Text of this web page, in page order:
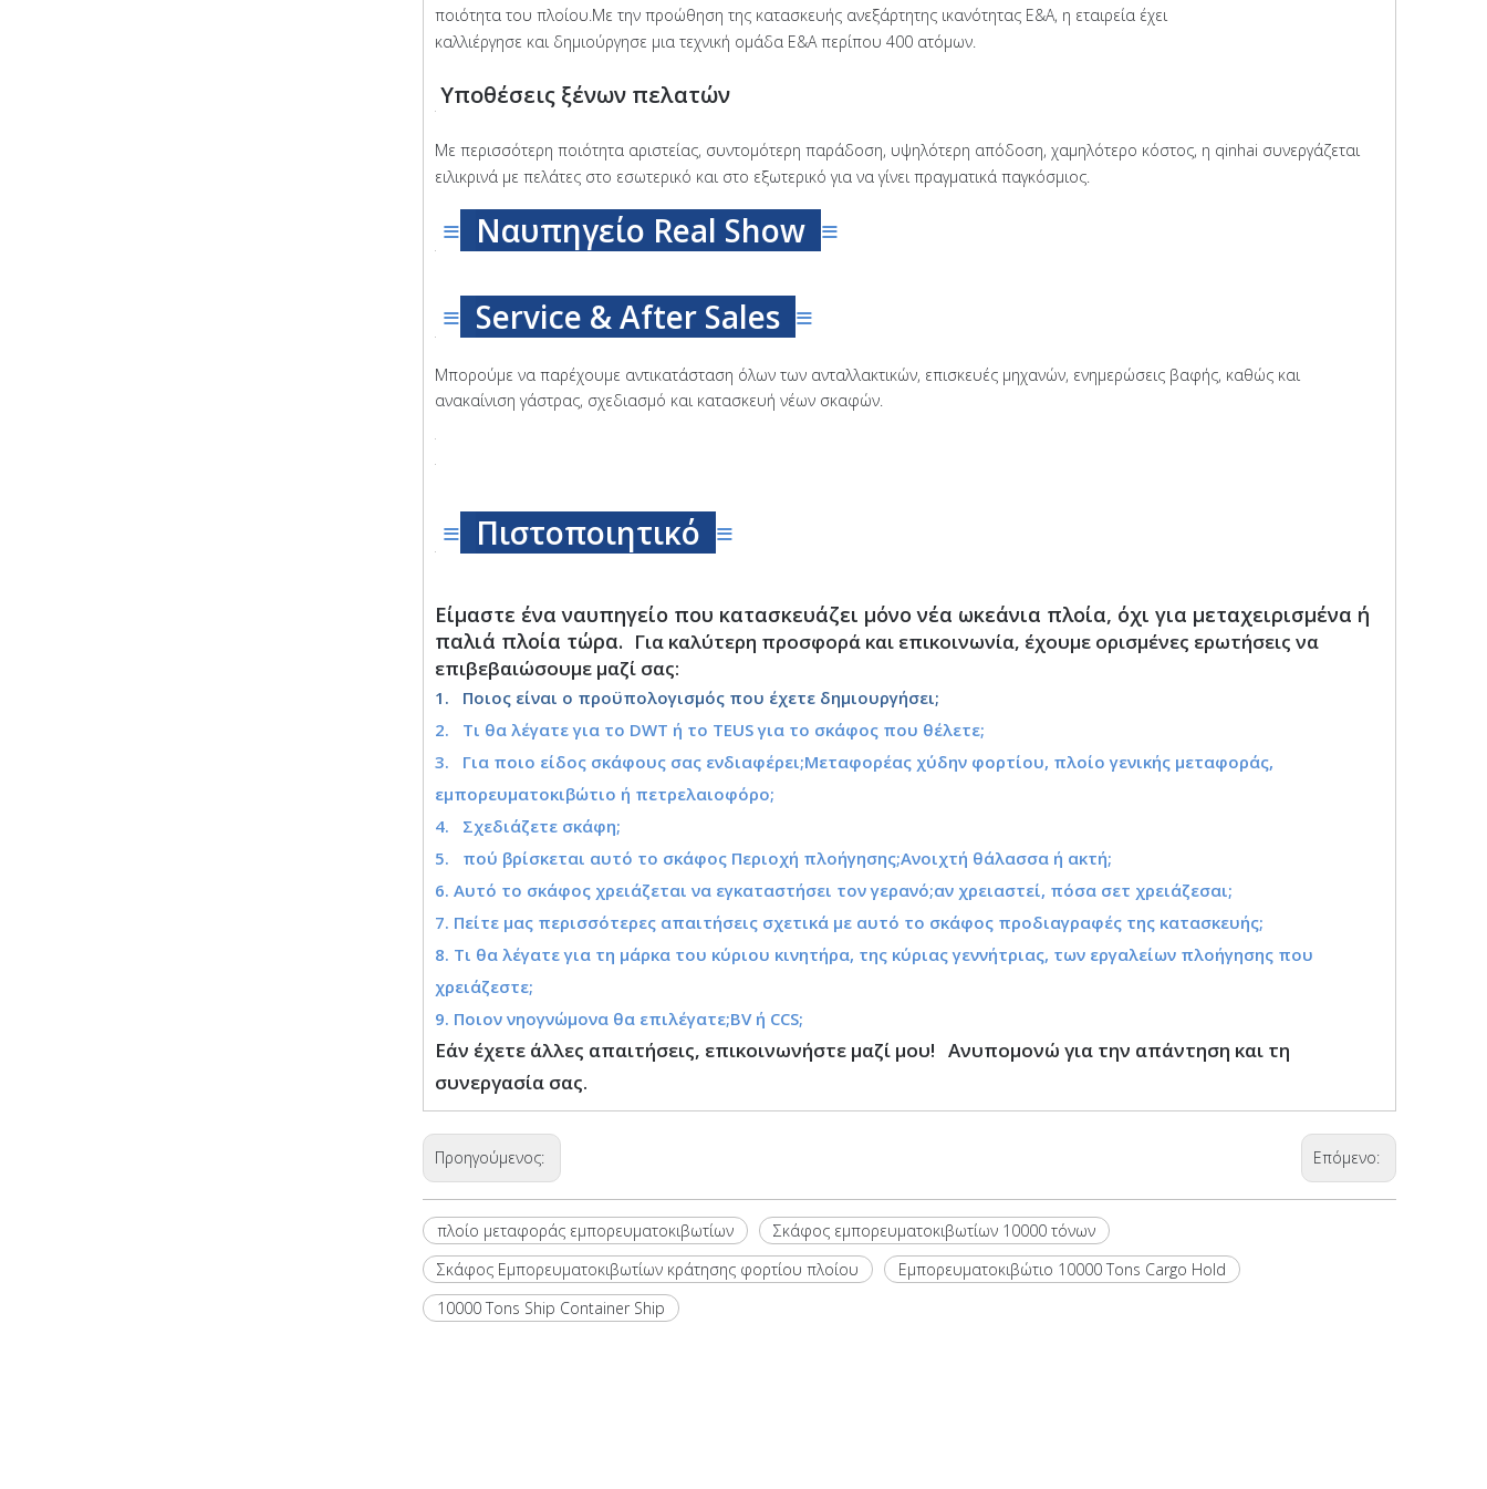
ποιότητα του πλοίου.Με την προώθηση της κατασκευής ανεξάρτητης ικανότητας Ε&Α, η εταιρεία έχει
καλλιέργησε και δημιούργησε μια τεχνική ομάδα Ε&Α περίπου 400 ατόμων.
Υποθέσεις ξένων πελατών
Με περισσότερη ποιότητα αριστείας, συντομότερη παράδοση, υψηλότερη απόδοση, χαμηλότερο κόστος, η qinhai συνεργάζεται
ειλικρινά με πελάτες στο εσωτερικό και στο εξωτερικό για να γίνει πραγματικά παγκόσμιος.
≡ Ναυπηγείο Real Show ≡
≡ Service & After Sales ≡
Μπορούμε να παρέχουμε αντικατάσταση όλων των ανταλλακτικών, επισκευές μηχανών, ενημερώσεις βαφής, καθώς και
ανακαίνιση γάστρας, σχεδιασμό και κατασκευή νέων σκαφών.
≡ Πιστοποιητικό ≡
Είμαστε ένα ναυπηγείο που κατασκευάζει μόνο νέα ωκεάνια πλοία, όχι για μεταχειρισμένα ή
παλιά πλοία τώρα. Για καλύτερη προσφορά και επικοινωνία, έχουμε ορισμένες ερωτήσεις να
επιβεβαιώσουμε μαζί σας:
1. Ποιος είναι ο προϋπολογισμός που έχετε δημιουργήσει;
2. Τι θα λέγατε για το DWT ή το TEUS για το σκάφος που θέλετε;
3. Για ποιο είδος σκάφους σας ενδιαφέρει;Μεταφορέας χύδην φορτίου, πλοίο γενικής μεταφοράς,
εμπορευματοκιβώτιο ή πετρελαιοφόρο;
4. Σχεδιάζετε σκάφη;
5. πού βρίσκεται αυτό το σκάφος Περιοχή πλοήγησης;Ανοιχτή θάλασσα ή ακτή;
6. Αυτό το σκάφος χρειάζεται να εγκαταστήσει τον γερανό;αν χρειαστεί, πόσα σετ χρειάζεσαι;
7. Πείτε μας περισσότερες απαιτήσεις σχετικά με αυτό το σκάφος προδιαγραφές της κατασκευής;
8. Τι θα λέγατε για τη μάρκα του κύριου κινητήρα, της κύριας γεννήτριας, των εργαλείων πλοήγησης που
χρειάζεστε;
9. Ποιον νηογνώμονα θα επιλέγατε;BV ή CCS;
Εάν έχετε άλλες απαιτήσεις, επικοινωνήστε μαζί μου! Ανυπομονώ για την απάντηση και τη
συνεργασία σας.
Προηγούμενος: Επόμενο:
πλοίο μεταφοράς εμπορευματοκιβωτίων
Σκάφος εμπορευματοκιβωτίων 10000 τόνων
Σκάφος Εμπορευματοκιβωτίων κράτησης φορτίου πλοίου
Εμπορευματοκιβώτιο 10000 Tons Cargo Hold
10000 Tons Ship Container Ship